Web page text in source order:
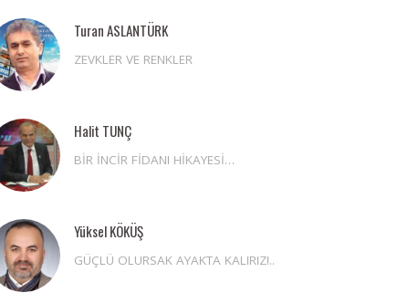
Turan ASLANTÜRK
ZEVKLER VE RENKLER
Halit TUNÇ
BİR İNCİR FİDANI HİKAYESİ…
Yüksel KÖKÜŞ
GÜÇLÜ OLURSAK AYAKTA KALIRIZ!..